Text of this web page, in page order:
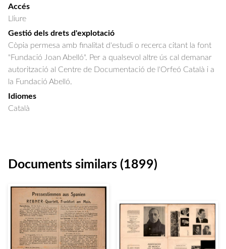
Accés
Lliure
Gestió dels drets d'explotació
Còpia permesa amb finalitat d'estudi o recerca citant la font
"Fundació Joan Abelló". Per a qualsevol altre ús cal demanar
autorització al Centre de Documentació de l'Orfeó Català i a
la Fundació Abelló.
Idiomes
Català
Documents similars (1899)